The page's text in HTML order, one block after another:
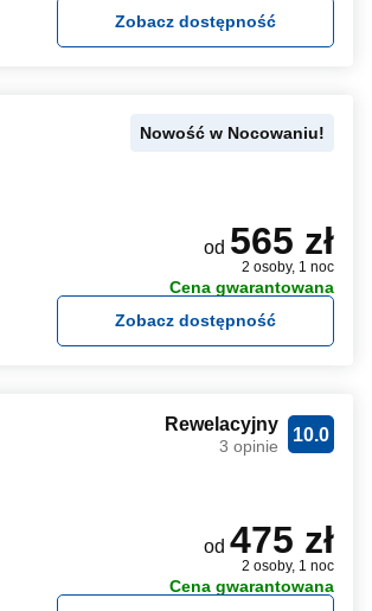
Zobacz dostępność
Nowość w Nocowaniu!
od 565 zł
2 osoby, 1 noc
Cena gwarantowana
Zobacz dostępność
10.0
Rewelacyjny
3 opinie
od 475 zł
2 osoby, 1 noc
Cena gwarantowana